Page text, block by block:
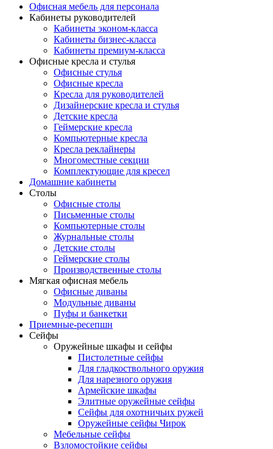
Офисная мебель для персонала
Кабинеты руководителей
Кабинеты эконом-класса
Кабинеты бизнес-класса
Кабинеты премиум-класса
Офисные кресла и стулья
Офисные стулья
Офисные кресла
Кресла для руководителей
Дизайнерские кресла и стулья
Детские кресла
Геймерские кресла
Компьютерные кресла
Кресла реклайнеры
Многоместные секции
Комплектующие для кресел
Домашние кабинеты
Столы
Офисные столы
Письменные столы
Компьютерные столы
Журнальные столы
Детские столы
Геймерские столы
Производственные столы
Мягкая офисная мебель
Офисные диваны
Модульные диваны
Пуфы и банкетки
Приемные-ресепшн
Сейфы
Оружейные шкафы и сейфы
Пистолетные сейфы
Для гладкоствольного оружия
Для нарезного оружия
Армейские шкафы
Элитные оружейные сейфы
Сейфы для охотничьих ружей
Оружейные сейфы Чирок
Мебельные сейфы
Взломостойкие сейфы